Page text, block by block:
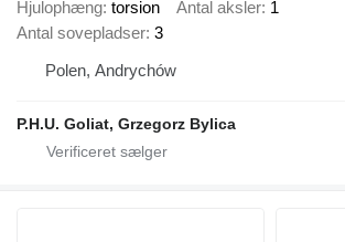
Hjulophæng torsion Antal aksler 1
Antal sovepladser 3
Polen, Andrychów
P.H.U. Goliat, Grzegorz Bylica